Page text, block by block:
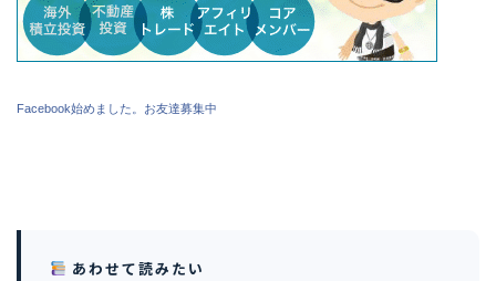
Facebook始めました。お友達募集中
あわせて読みたい